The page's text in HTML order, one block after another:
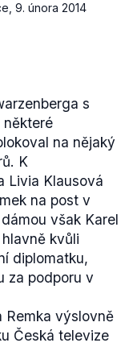
ČR a Kuby
pro Írán (
potenciálně
balení
že např. na
vysláni
že budou
tak hodnotíme
9. února 2014
s
některé
na nějaký
K
Livia Klausová
na post v
však Karel
hlavně kvůli
diplomatku,
za podporu v
Remka výslovně
Česká televize